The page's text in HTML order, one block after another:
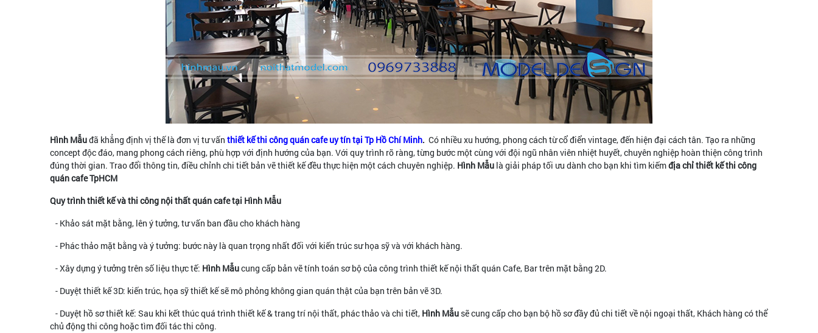
Hình Mẫuđã khẳng định vị thế là đơn vị tư vấn thiết kế thi công quán cafe uy tín tại Tp Hồ Chí Minh. Có nhiều xu hướng, phong cách từ cổ điển vintage, đến hiện đại cách tân. Tạo ra những
concept độc đáo, mang phong cách riêng, phù hợp với định hướng của bạn. Với quy trình rõ ràng, từng bước một cùng với đội ngũ nhân viên nhiệt huyết, chuyên nghiệp hoàn thiện công trình
đúng thời gian. Trao đổi thông tin, điều chỉnh chi tiết bản vẽ thiết kế đều thực hiện một cách chuyên nghiệp. Hình Mẫu là giải pháp tối ưu dành cho bạn khi tìm kiếmđịa chỉ thiết kế thi công
quán cafe TpHCM
Quy trình thiết kế và thi công nội thất quán cafe tại Hình Mẫu
- Khảo sát mặt bằng, lên ý tưởng, tư vấn ban đầu cho khách hàng
- Phác thảo mặt bằng và ý tưởng: bước này là quan trọng nhất đối với kiến trúc sư họa sỹ và với khách hàng.
- Xây dựng ý tưởng trên số liệu thực tế: Hình Mẫucung cấp bản vẽ tính toán sơ bộ của công trình thiết kế nội thất quán Cafe, Bar trên mặt bằng 2D.
- Duyệt thiết kế 3D: kiến trúc, họa sỹ thiết kế sẽ mô phỏng không gian quán thật của bạn trên bản vẽ 3D.
- Duyệt hồ sơ thiết kế: Sau khi kết thúc quá trình thiết kế & trang trí nội thất, phác thảo và chi tiết, Hình Mẫu sẽ cung cấp cho bạn bộ hồ sơ đầy đủ chi tiết về nội ngoại thất, Khách hàng có thể
chủ động thi công hoặc tìm đối tác thi công.